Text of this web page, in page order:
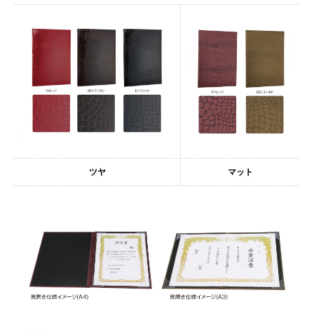
ツヤ マット